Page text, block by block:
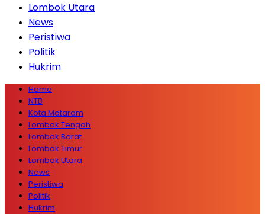
Lombok Utara
News
Peristiwa
Politik
Hukrim
Home
NTB
Kota Mataram
Lombok Tengah
Lombok Barat
Lombok Timur
Lombok Utara
News
Peristiwa
Politik
Hukrim